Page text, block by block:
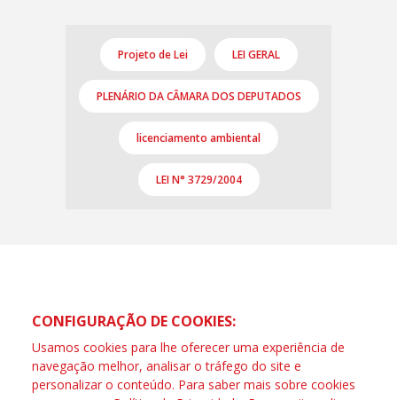
Projeto de Lei LEI GERAL
PLENÁRIO DA CÂMARA DOS DEPUTADOS
licenciamento ambiental
LEI N° 3729/2004
CONFIGURAÇÃO DE COOKIES:
Usamos cookies para lhe oferecer uma experiência de
navegação melhor, analisar o tráfego do site e
personalizar o conteúdo. Para saber mais sobre cookies